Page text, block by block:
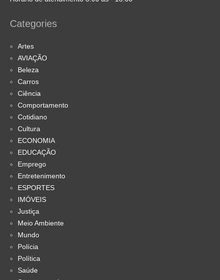
Categories
Artes
AVIAÇÃO
Beleza
Carros
Ciência
Comportamento
Cotidiano
Cultura
ECONOMIA
EDUCAÇÃO
Emprego
Entretenimento
ESPORTES
IMÓVEIS
Justiça
Meio Ambiente
Mundo
Polícia
Política
Saúde